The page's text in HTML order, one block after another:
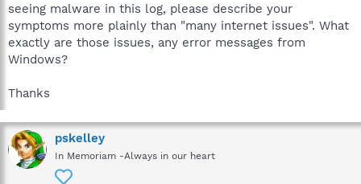
seeing malware in this log, please describe your
symptoms more plainly than "many internet issues". What
exactly are those issues, any error messages from
Windows?
Thanks
pskelley
In Memoriam -Always in our heart